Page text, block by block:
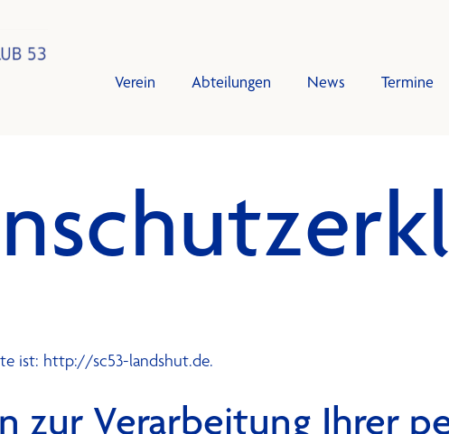
Verein
Leistungen
Vorstand
Abteilungen
Schwimmkurse
Training Schwimmen
Trainingsplan
News Termine
ist: http://sc53-landshut.de.
zur Verarbeitung Ihrer